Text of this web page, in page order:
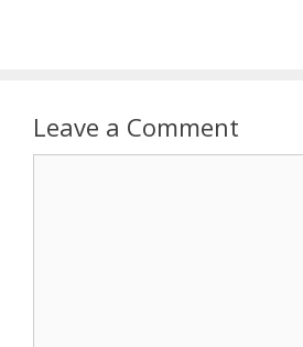
Leave a Comment